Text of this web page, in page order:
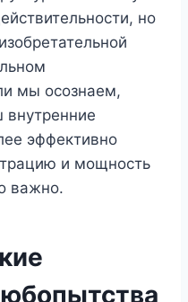
но
мы осознаем,
внутренние
эффективно
и мощность
важно.